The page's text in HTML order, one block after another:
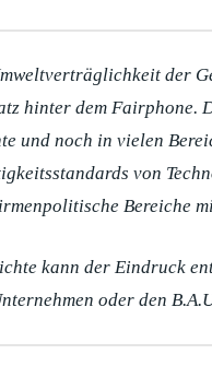
der
hinter dem
und noch in vielen
von
Bereiche
kann der Eindruck
oder den